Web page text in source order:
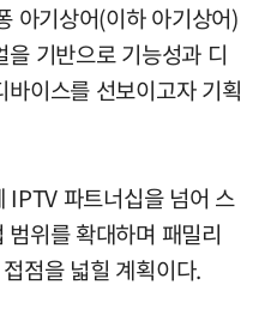
아기상어(이하 아기상어)
기반으로 기능성과 디
이스를 선보이고자 기획
IPTV 파트너십을 넘어 스
위를 확대하며 패밀리
점을 넓힐 계획이다.